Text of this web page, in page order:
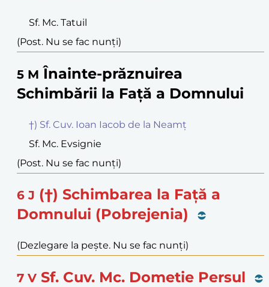
Sf. Mc. Tatuil
(Post. Nu se fac nunți)
5 M Înainte-prăznuirea
Schimbării la Față a Domnului
†) Sf. Cuv. Ioan Iacob de la Neamț
Sf. Mc. Evsignie
(Post. Nu se fac nunți)
6 J (†) Schimbarea la Față a
Domnului (Pobrejenia)
(Dezlegare la pește. Nu se fac nunți)
7 V Sf. Cuv. Mc. Dometie Persul